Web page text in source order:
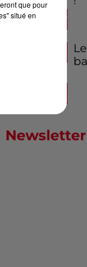
Newsletter
que pour
situé en